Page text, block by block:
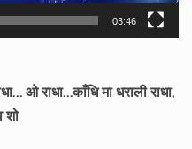
03:46
ओ राधा…काँधि मा धराली राधा,
शो